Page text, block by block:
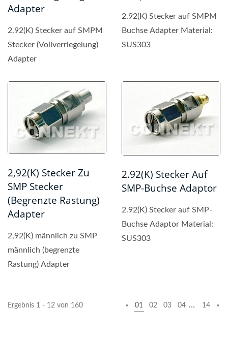
Adapter
2.92(K) Stecker auf SMPM
Stecker (Vollverriegelung)
Adapter
2.92(K) Stecker auf SMPM
Buchse Adapter Material:
SUS303
2,92(K) Stecker Zu
SMP Stecker
(begrenzte Rastung)
Adapter
2,92(K) männlich zu SMP
männlich (begrenzte
Rastung) Adapter
2.92(K) Stecker Auf
SMP-Buchse Adaptor
2.92(K) Stecker auf SMP-
Buchse Adaptor Material:
SUS303
Ergebnis 1 - 12 von 160 « 01 02 03 04 … 14 »